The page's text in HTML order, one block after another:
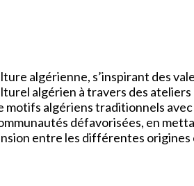
algérienne, s’inspirant des
algérien à travers des
algériens traditionnels
défavorisées, en
entre les différentes origines